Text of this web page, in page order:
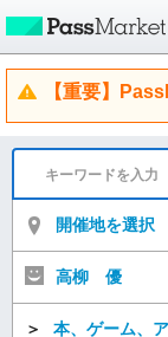
【重要】
開催地を選択
高柳 優
＞ 本、ゲーム、